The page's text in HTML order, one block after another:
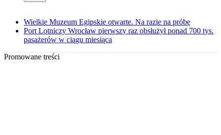
Wielkie Muzeum Egipskie otwarte. Na razie na próbę
Port Lotniczy Wrocław pierwszy raz obsłużył ponad 700 tys.
pasażerów w ciągu miesiąca
Promowane treści